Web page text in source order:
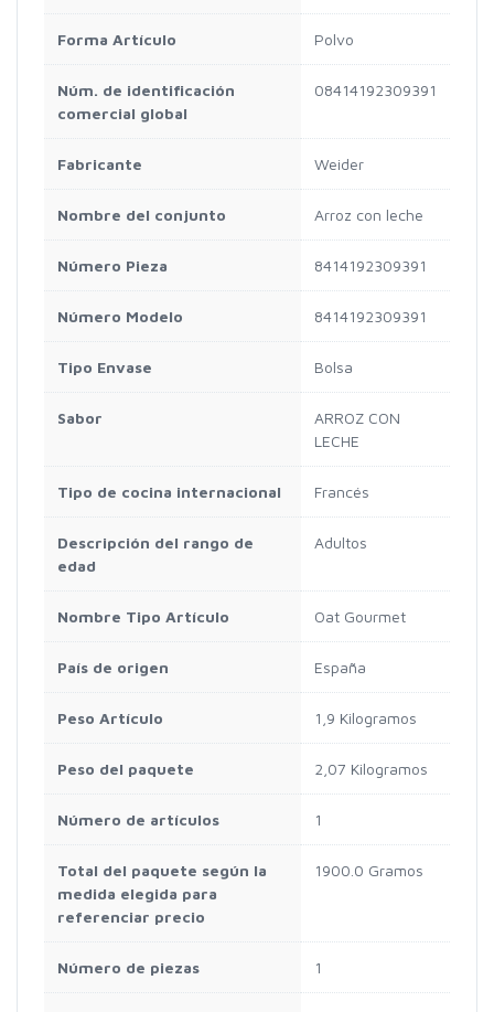
Forma Artículo Polvo
Núm. de identificación
comercial global
08414192309391
Fabricante Weider
Nombre del conjunto Arroz con leche
Número Pieza 8414192309391
Número Modelo 8414192309391
Tipo Envase Bolsa
Sabor
ARROZ CON
LECHE
Tipo de cocina internacional Francés
Descripción del rango de
edad
Adultos
Nombre Tipo Artículo Oat Gourmet
País de origen España
Peso Artículo 1,9 Kilogramos
Peso del paquete 2,07 Kilogramos
Número de artículos 1
Total del paquete según la
medida elegida para
referenciar precio
1900.0 Gramos
Número de piezas 1